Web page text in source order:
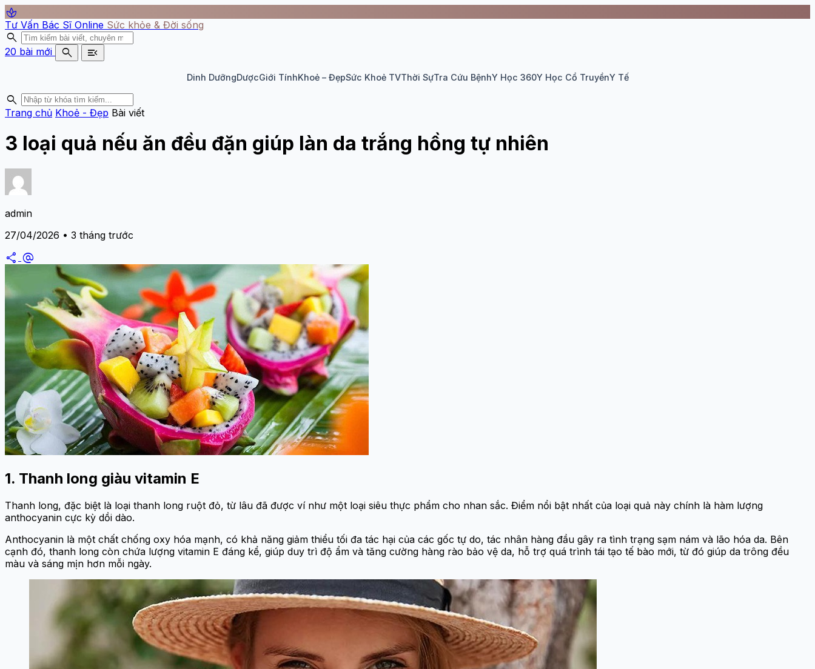
spa
Tư Vấn Bác Sĩ Online Sức khỏe & Đời sống
search
20 bài mới search menu_open
Dinh DưỡngDượcGiới TínhKhoẻ – ĐẹpSức Khoẻ TVThời SựTra Cứu BệnhY Học 360Y Học Cổ TruyềnY Tế
search
Trang chủ Khoẻ - Đẹp Bài viết
3 loại quả nếu ăn đều đặn giúp làn da trắng hồng tự nhiên
admin
27/04/2026 • 3 tháng trước
share alternate_email
1. Thanh long giàu vitamin E
Thanh long, đặc biệt là loại thanh long ruột đỏ, từ lâu đã được ví như một loại siêu thực phẩm cho nhan sắc. Điểm nổi bật nhất của loại quả này chính là hàm lượng
anthocyanin cực kỳ dồi dào.
Anthocyanin là một chất chống oxy hóa mạnh, có khả năng giảm thiểu tối đa tác hại của các gốc tự do, tác nhân hàng đầu gây ra tình trạng sạm nám và lão hóa da. Bên
cạnh đó, thanh long còn chứa lượng vitamin E đáng kể, giúp duy trì độ ẩm và tăng cường hàng rào bảo vệ da, hỗ trợ quá trình tái tạo tế bào mới, từ đó giúp da trông đều
màu và sáng mịn hơn mỗi ngày.